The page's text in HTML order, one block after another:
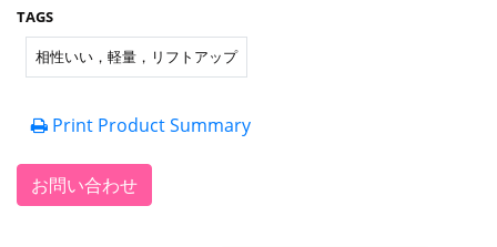
TAGS
相性いい，軽量，リフトアップ
Print Product Summary
お問い合わせ